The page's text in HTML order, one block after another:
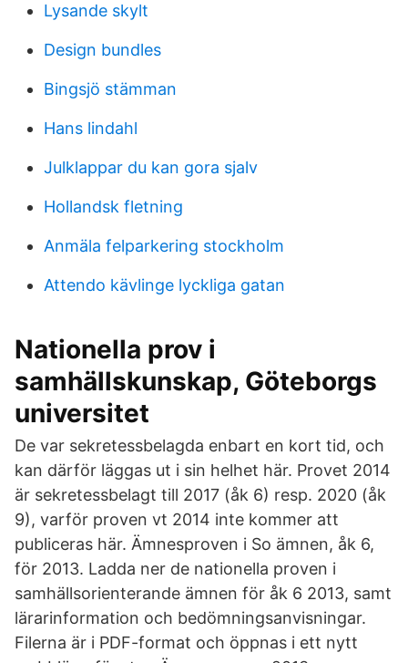
Lysande skylt
Design bundles
Bingsjö stämman
Hans lindahl
Julklappar du kan gora sjalv
Hollandsk fletning
Anmäla felparkering stockholm
Attendo kävlinge lyckliga gatan
Nationella prov i
samhällskunskap, Göteborgs
universitet
De var sekretessbelagda enbart en kort tid, och
kan därför läggas ut i sin helhet här. Provet 2014
är sekretessbelagt till 2017 (åk 6) resp. 2020 (åk
9), varför proven vt 2014 inte kommer att
publiceras här. Ämnesproven i So ämnen, åk 6,
för 2013. Ladda ner de nationella proven i
samhällsorienterande ämnen för åk 6 2013, samt
lärarinformation och bedömningsanvisningar.
Filerna är i PDF-format och öppnas i ett nytt